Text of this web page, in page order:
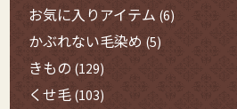
お気に入りアイテム (6)
かぶれない毛染め (5)
きもの (129)
くせ毛 (103)